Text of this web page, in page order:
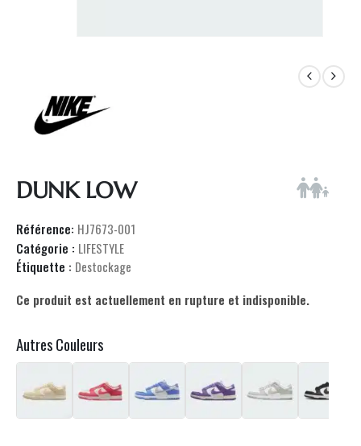
DUNK LOW
Référence: HJ7673-001
Catégorie : LIFESTYLE
Étiquette : Destockage
Ce produit est actuellement en rupture et indisponible.
Autres Couleurs